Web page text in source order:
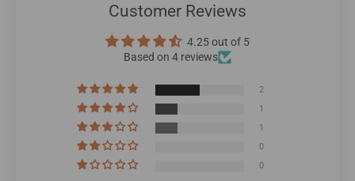
Customer Reviews
4.25 out of 5
Based on 4 reviews
2
1
1
0
0